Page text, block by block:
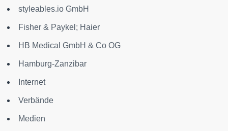
styleables.io GmbH
Fisher & Paykel; Haier
HB Medical GmbH & Co OG
Hamburg-Zanzibar
Internet
Verbände
Medien